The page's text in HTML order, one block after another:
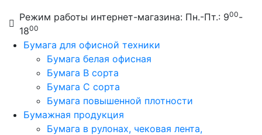
Режим работы интернет-магазина: Пн.-Пт.: 900-
1800
Бумага для офисной техники
Бумага белая офисная
Бумага B сорта
Бумага C сорта
Бумага повышенной плотности
Бумажная продукция
Бумага в рулонах, чековая лента,